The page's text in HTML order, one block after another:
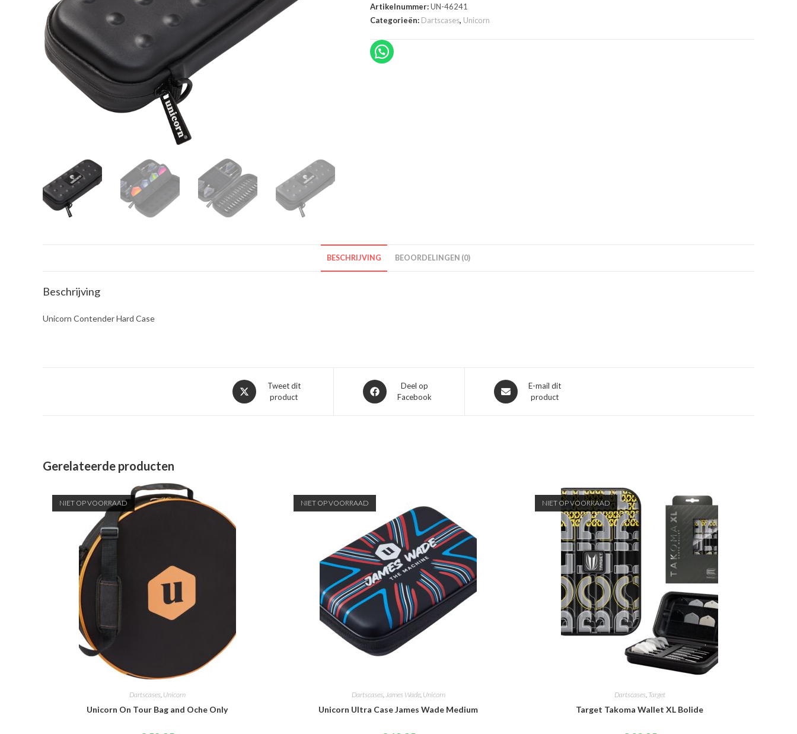
Artikelnummer:UN-46241
Categorieën: Dartscases, Unicorn
BESCHRIJVING BEOORDELINGEN (0)
Beschrijving
Unicorn Contender Hard Case
Opent
in
Tweet dit
product
Opent
in
Deel op
Facebook
Opent
in
E-mail dit
product
Gerelateerde producten
NIET OP VOORRAAD
Dartscases, Unicorn
Unicorn On Tour Bag and Oche Only
NIET OP VOORRAAD
Dartscases,James Wade, Unicorn
Unicorn Ultra Case James Wade Medium
NIET OP VOORRAAD
Dartscases, Target
Target Takoma Wallet XL Bolide